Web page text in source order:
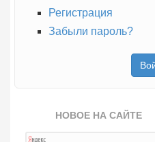
Регистрация
Забыли пароль?
НОВОЕ НА САЙТЕ